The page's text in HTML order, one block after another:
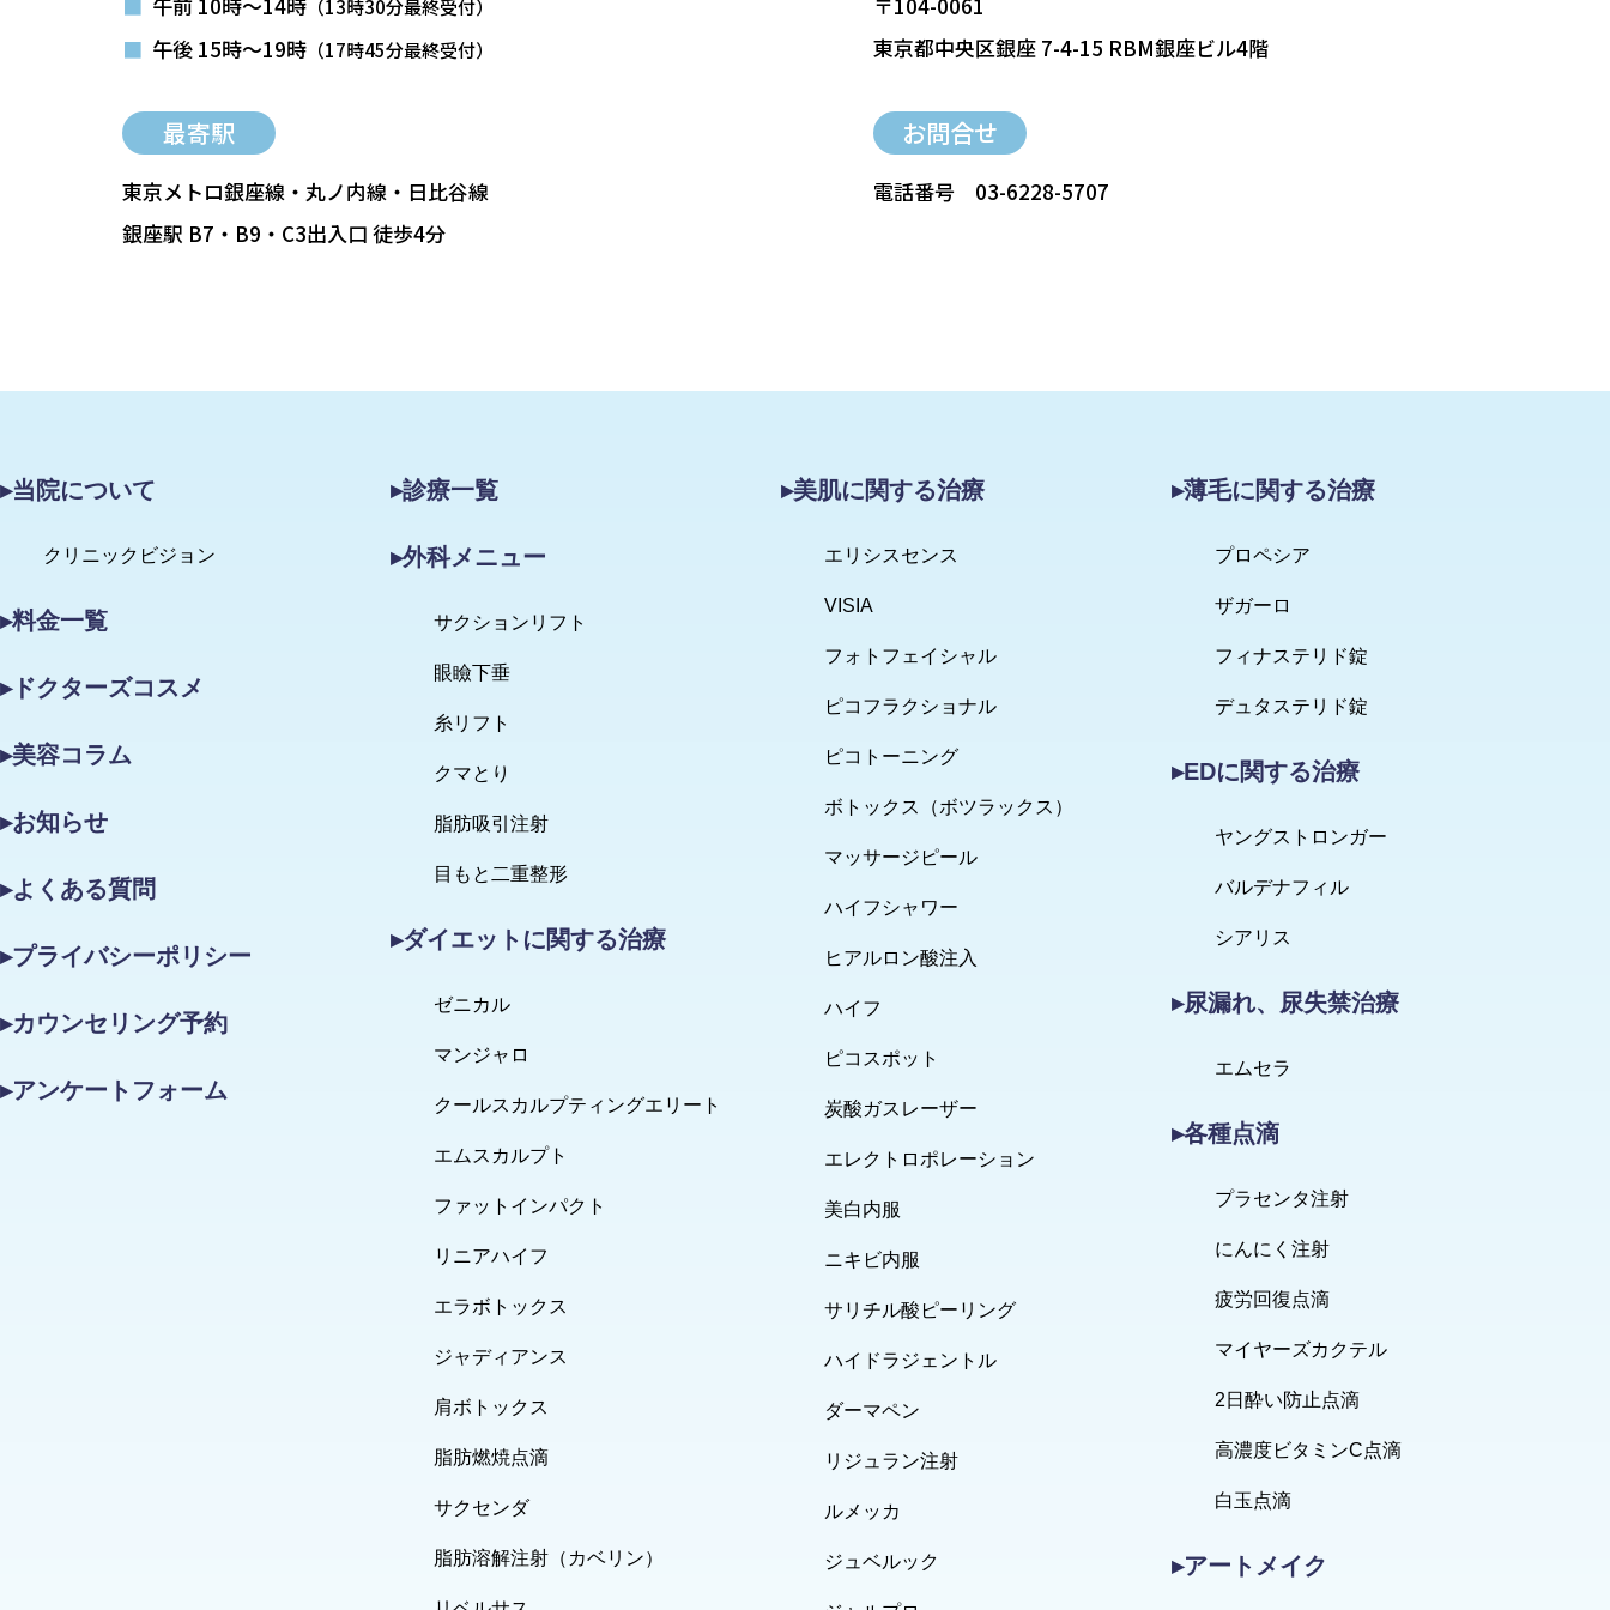
（13時30分最終受付）
■ 午後 15時～19時 （17時45分最終受付）
東京都中央区銀座 7-4-15 RBM銀座ビル4階
最寄駅
東京メトロ銀座線・丸ノ内線・日比谷線
銀座駅 B7・B9・C3出入口 徒歩4分
お問合せ
電話番号 03-6228-5707
▸当院について
クリニックビジョン
▸料金一覧
▸ドクターズコスメ
▸美容コラム
▸お知らせ
▸よくある質問
▸プライバシーポリシー
▸カウンセリング予約
▸アンケートフォーム
▸診療一覧
▸外科メニュー
サクションリフト
眼瞼下垂
糸リフト
クマとり
脂肪吸引注射
目もと二重整形
▸ダイエットに関する治療
ゼニカル
マンジャロ
クールスカルプティングエリート
エムスカルプト
ファットインパクト
リニアハイフ
エラボトックス
ジャディアンス
肩ボトックス
脂肪燃焼点滴
サクセンダ
脂肪溶解注射（カベリン）
▸美肌に関する治療
エリシスセンス
VISIA
フォトフェイシャル
ピコフラクショナル
ピコトーニング
ボトックス（ボツラックス）
マッサージピール
ハイフシャワー
ヒアルロン酸注入
ハイフ
ピコスポット
炭酸ガスレーザー
エレクトロポレーション
美白内服
ニキビ内服
サリチル酸ピーリング
ハイドラジェントル
ダーマペン
リジュラン注射
ルメッカ
ジュベルック
▸薄毛に関する治療
プロペシア
ザガーロ
フィナステリド錠
デュタステリド錠
▸EDに関する治療
ヤングストロンガー
バルデナフィル
シアリス
▸尿漏れ、尿失禁治療
エムセラ
▸各種点滴
プラセンタ注射
にんにく注射
疲労回復点滴
マイヤーズカクテル
2日酔い防止点滴
高濃度ビタミンC点滴
白玉点滴
▸アートメイク